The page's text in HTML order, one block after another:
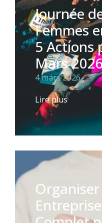
Journée
Femmes
5 Actions
Mars
4 mars 2026
Lire plus